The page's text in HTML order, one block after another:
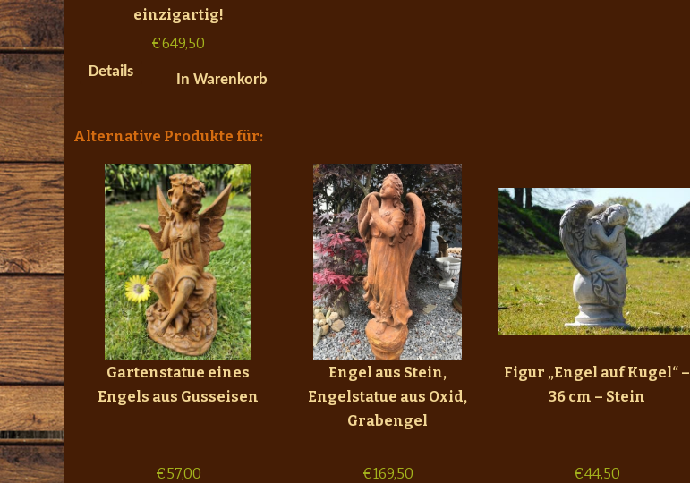
einzigartig!
€649,50
Details
In Warenkorb
Alternative Produkte für:
Gartenstatue eines
Engels aus Gusseisen
€57,00
Engel aus Stein,
Engelstatue aus Oxid,
Grabengel
€169,50
Figur „Engel auf Kugel“ –
36 cm – Stein
€44,50